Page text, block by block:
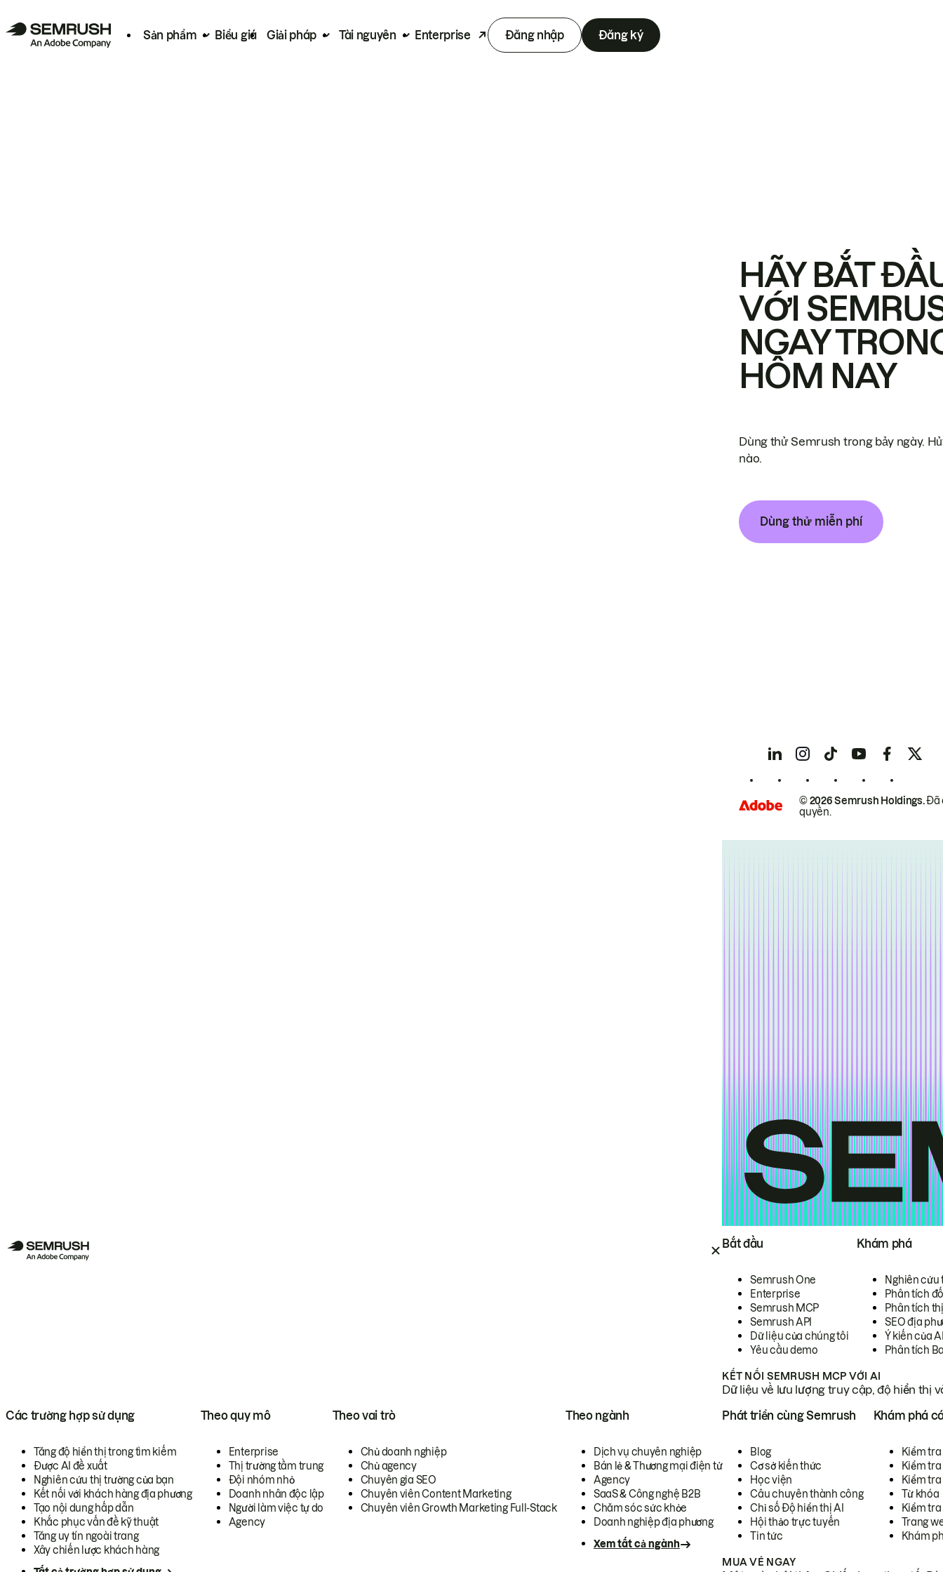
Sản phẩm Biểu giá Giải pháp Tài nguyên Enterprise Đăng nhập Đăng ký
Bắt đầu
Semrush One
Enterprise
Semrush MCP
Semrush API
Dữ liệu của chúng tôi
Yêu cầu demo
Khám phá
Nghiên cứu
Phân tích
Phân tích
SEO địa
Ý kiến của
Phân tích
KẾT NỐI SEMRUSH MCP VỚI AI
Dữ liệu về lưu lượng truy cập, độ hiển thị
Các trường hợp sử dụng
Tăng độ hiển thị trong tìm kiếm
Được AI đề xuất
Nghiên cứu thị trường của bạn
Kết nối với khách hàng địa phương
Tạo nội dung hấp dẫn
Khắc phục vấn đề kỹ thuật
Tăng uy tín ngoài trang
Xây chiến lược khách hàng
Theo quy mô
Enterprise
Thị trường tầm trung
Đội nhóm nhỏ
Doanh nhân độc lập
Người làm việc tự do
Agency
Theo vai trò
Chủ doanh nghiệp
Chủ agency
Chuyên gia SEO
Chuyên viên Content Marketing
Chuyên viên Growth Marketing Full-Stack
Theo ngành
Dịch vụ chuyên nghiệp
Bán lẻ & Thương mại điện tử
Agency
SaaS & Công nghệ B2B
Chăm sóc sức khỏe
Doanh nghiệp địa phương
Xem tất cả ngành
Phát triển cùng Semrush
Blog
Cơ sở kiến thức
Học viện
Câu chuyên thành công
Chỉ số Độ hiển thị AI
Hội thảo trực tuyến
Tin tức
Khám phá
Kiểm
Kiểm tra
Kiểm
Từ khóa
Kiểm
Trang
Khám
MUA VÉ NGAY
HÃY BẮT
VỚI
NGAY
HÔM NAY
Dùng thử Semrush trong bảy ngày.
nào.
Dùng thử miễn phí
© 2026 Semrush Holdings.Đã
quyền.